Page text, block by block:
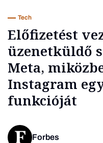
Tech
Előfizetést
üzenetküldő
Meta,
Instagram
funkcióját
Forbes